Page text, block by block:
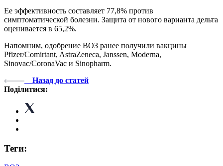
Ее эффективность составляет 77,8% против
симптоматической болезни. Защита от нового варианта дельта
оценивается в 65,2%.
Напомним, одобрение ВОЗ ранее получили вакцины
Pfizer/Comirtant, AstraZeneca, Janssen, Moderna,
Sinovac/CoronaVac и Sinopharm.
Назад до статей
Поділитися:
Теги: